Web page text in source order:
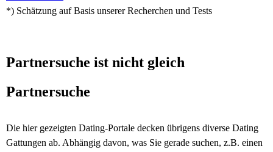
*) Schätzung auf Basis unserer Recherchen und Tests
Partnersuche ist nicht gleich
Partnersuche
Die hier gezeigten Dating-Portale decken übrigens diverse Dating
Gattungen ab. Abhängig davon, was Sie gerade suchen, z.B. einen